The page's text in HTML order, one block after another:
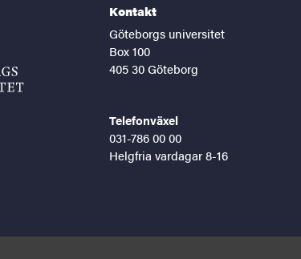
Kontakt
Göteborgs universitet
Box 100
405 30 Göteborg
Telefonväxel
031-786 00 00
Helgfria vardagar 8-16